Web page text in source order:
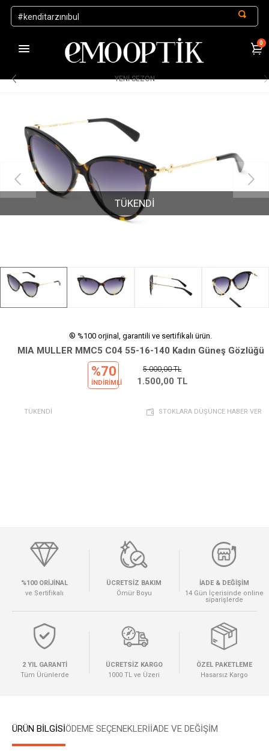
1000 TL ve Üzeri Alışverişlerde Kargo Ücretsiz
0
YENİ SEZON
TÜKENDİ
® %100 orjinal, garantili ve sertifikalı ürün.
MIA MULLER MMC5 C04 55-16-140 Kadın Güneş Gözlüğü
%70
INDIRIMLI
5.000,00TL
1.500,00 TL
TÜKENDİ STOKLARA DÜŞÜNCE HABER VER
%100 ORİJİNAL
ve Sertifikalı
ÜCRETSİZ BAKIM
Ömür Boyu
İADE & DEĞİŞİM
14 Gün İçerisinde online
siparişlerde
2 YIL GARANTİ
Tüm Ürünlerde
ÜCRETSİZ KARGO
1000 TL ve Üzeri
ÖZEL PAKETLEME
Hasarsız Kargo
ÜRÜN BİLGİSİÖDEME SEÇENEKLERIİADE VE DEĞİŞİM